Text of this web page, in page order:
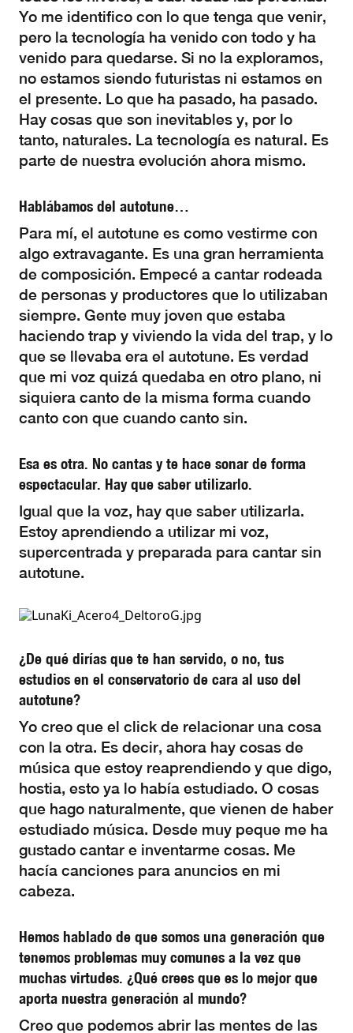
Yo me identifico con lo que tenga que venir,
pero la tecnología ha venido con todo y ha
venido para quedarse. Si no la exploramos,
no estamos siendo futuristas ni estamos en
el presente. Lo que ha pasado, ha pasado.
Hay cosas que son inevitables y, por lo
tanto, naturales. La tecnología es natural. Es
parte de nuestra evolución ahora mismo.
Hablábamos del autotune…
Para mí, el autotune es como vestirme con
algo extravagante. Es una gran herramienta
de composición. Empecé a cantar rodeada
de personas y productores que lo utilizaban
siempre. Gente muy joven que estaba
haciendo trap y viviendo la vida del trap, y lo
que se llevaba era el autotune. Es verdad
que mi voz quizá quedaba en otro plano, ni
siquiera canto de la misma forma cuando
canto con que cuando canto sin.
Esa es otra. No cantas y te hace sonar de forma
espectacular. Hay que saber utilizarlo.
Igual que la voz, hay que saber utilizarla.
Estoy aprendiendo a utilizar mi voz,
supercentrada y preparada para cantar sin
autotune.
¿De qué dirías que te han servido, o no, tus
estudios en el conservatorio de cara al uso del
autotune?
Yo creo que el click de relacionar una cosa
con la otra. Es decir, ahora hay cosas de
música que estoy reaprendiendo y que digo,
hostia, esto ya lo había estudiado. O cosas
que hago naturalmente, que vienen de haber
estudiado música. Desde muy peque me ha
gustado cantar e inventarme cosas. Me
hacía canciones para anuncios en mi
cabeza.
Hemos hablado de que somos una generación que
tenemos problemas muy comunes a la vez que
muchas virtudes. ¿Qué crees que es lo mejor que
aporta nuestra generación al mundo?
Creo que podemos abrir las mentes de las